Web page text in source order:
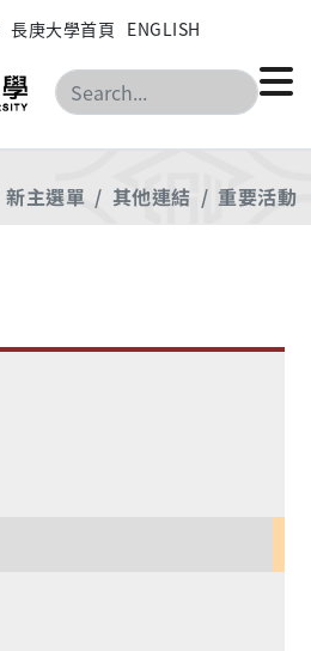
長庚大學首頁 ENGLISH
搜尋
新主選單 其他連結 重要活動